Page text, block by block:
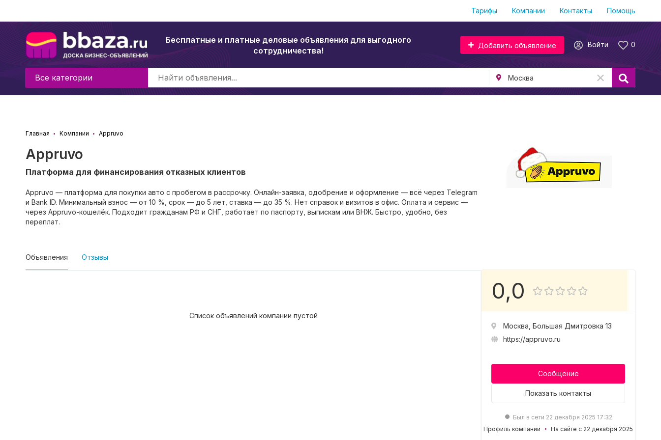
Тарифы Компании Контакты Помощь
Бесплатные и платные деловые объявления для выгодного
сотрудничества!
0
Войти
Добавить объявление
Все категории
Главная Компании Appruvo
Appruvo
Платформа для финансирования отказных клиентов
Appruvo — платформа для покупки авто с пробегом в рассрочку. Онлайн-заявка, одобрение и оформление — всё через Telegram
и Bank ID. Минимальный взнос — от 10 %, срок — до 5 лет, ставка — до 35 %. Нет справок и визитов в офис. Оплата и сервис —
через Appruvo-кошелёк. Подходит гражданам РФ и СНГ, работает по паспорту, выпискам или ВНЖ. Быстро, удобно, без
переплат.
Объявления Отзывы
Список объявлений компании пустой
0,0
Москва, Большая Дмитровка 13
https://appruvo.ru
Сообщение
Показать контакты
Был в сети 22 декабря 2025 17:32
Профиль компании
На сайте с 22 декабря 2025